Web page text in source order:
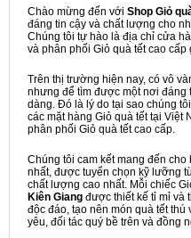
Chào mừng đến với Shop Giỏ
đáng tin cậy và chất lượng cho
Chúng tôi tự hào là địa chỉ cửa
và phân phối Giỏ quà tết cao cấp
Trên thị trường hiện nay, có vô
nhưng để tìm được một nơi đáng
dàng. Đó là lý do tại sao chúng
các mặt hàng Giỏ quà tết tại Việt
phân phối Giỏ quà tết cao cấp.
Chúng tôi cam kết mang đến
nhất, được tuyển chọn kỹ lưỡng
chất lượng cao nhất. Mỗi chiếc
Kiên Giang được thiết kế tỉ mỉ và
độc đáo, tạo nên món quà tết
yêu, đối tác quý bề trên và đồng